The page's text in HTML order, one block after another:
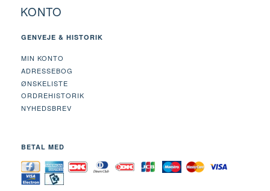
KONTO
GENVEJE & HISTORIK
MIN KONTO
ADRESSEBOG
ØNSKELISTE
ORDREHISTORIK
NYHEDSBREV
BETAL MED